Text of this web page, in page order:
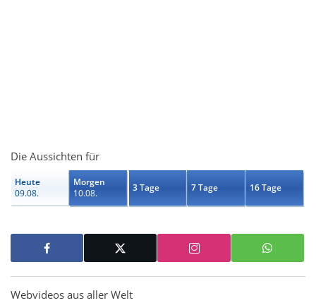
Die Aussichten für
Heute
09.08.
Morgen
10.08.
3 Tage 7 Tage 16 Tage
Webvideos aus aller Welt